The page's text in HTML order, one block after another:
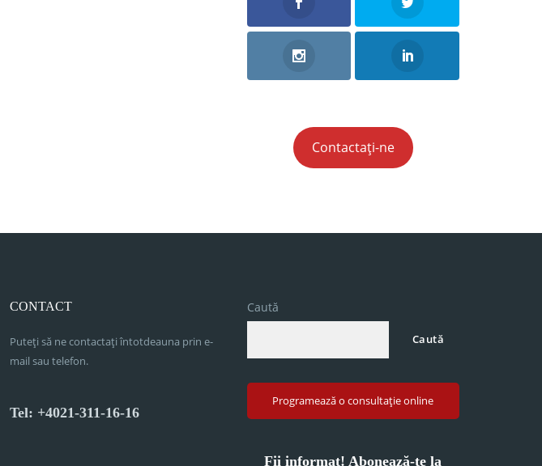
Contactați-ne
CONTACT
Puteți să ne contactați întotdeauna prin e-
mail sau telefon.
Tel: +4021-311-16-16
Caută
Caută
Programează o consultație online
Fii informat! Abonează-te la